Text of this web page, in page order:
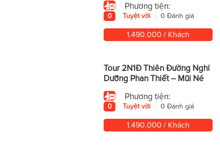
Phương tiện:
0 Tuyệt vời 0 Đánh giá
1.490.000 / Khách
Tour 2N1Đ Thiên Đường Nghỉ
Dưỡng Phan Thiết – Mũi Né
Phương tiện:
0 Tuyệt vời 0 Đánh giá
1.490.000 / Khách